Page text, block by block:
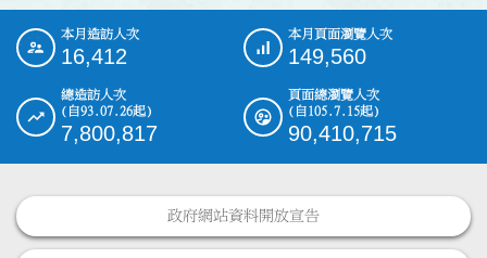
::: 本月造訪人次
16,412
本月頁面瀏覽人次
149,560
總造訪人次
(自93.07.26起)
7,800,817
頁面總瀏覽人次
(自105.7.15起)
90,410,715
政府網站資料開放宣告